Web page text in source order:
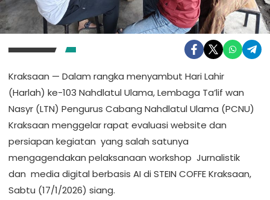
Kraksaan — Dalam rangka menyambut Hari Lahir
(Harlah) ke-103 Nahdlatul Ulama, Lembaga Ta’lif wan
Nasyr (LTN) Pengurus Cabang Nahdlatul Ulama (PCNU)
Kraksaan menggelar rapat evaluasi website dan
persiapan kegiatan yang salah satunya
mengagendakan pelaksanaan workshop Jurnalistik
dan media digital berbasis AI di STEIN COFFE Kraksaan,
Sabtu (17/1/2026) siang.